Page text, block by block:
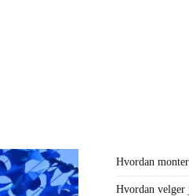
Hvordan
Hvordan velger